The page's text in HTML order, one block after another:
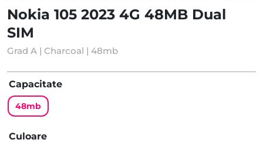
Nokia 105 2023 4G 48MB Dual
SIM
Grad A | Charcoal | 48mb
Capacitate
48mb
Culoare